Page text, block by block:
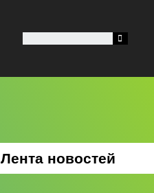
Лента новостей